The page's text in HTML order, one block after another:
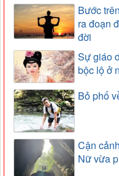
Bước
ra đoạn
đời
Sự giáo
bộc lộ ở
Bỏ phố
Cận
Nữ vừa